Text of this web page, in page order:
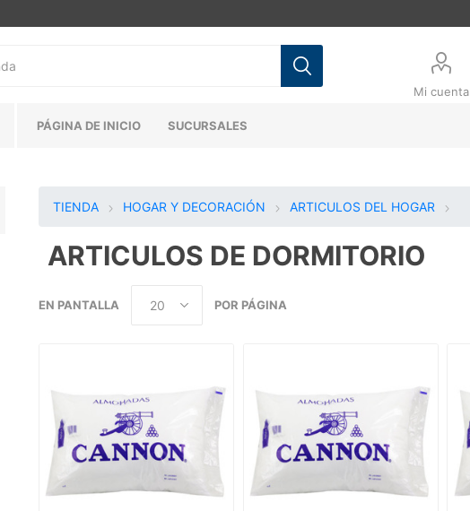
Mi cuenta
PÁGINA DE INICIO SUCURSALES
TIENDA HOGAR Y DECORACIÓN ARTICULOS DEL HOGAR
ARTICULOS DE DORMITORIO
EN PANTALLA POR PÁGINA